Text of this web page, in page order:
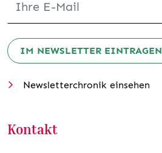
IM NEWSLETTER EINTRAGEN
Newsletterchronik einsehen
Kontakt